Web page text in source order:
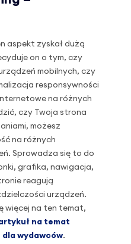
aspekt zyskał dużą
on o tym, czy
mobilnych, czy
responsywności
na różnych
czy Twoja strona
możesz
na różnych
Sprowadza się to do
grafika, nawigacja,
reagują
urządzeń.
więcej na ten temat,
na temat
wydawców.